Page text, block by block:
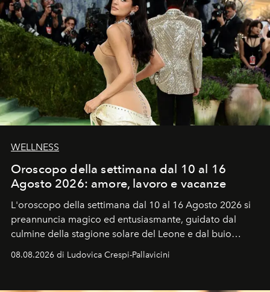
WELLNESS
Oroscopo della settimana dal 10 al 16
Agosto 2026: amore, lavoro e vacanze
L'oroscopo della settimana dal 10 al 16 Agosto 2026 si
preannuncia magico ed entusiasmante, guidato dal
culmine della stagione solare del Leone e dal buio
favorevole della Luna nuova in Leone del 12 agosto,
ideale per la notte delle Perseidi.
08.08.2026 di Ludovica Crespi-Pallavicini